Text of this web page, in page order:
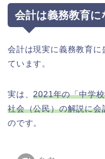
会計は義務教育に
会計は現実に義務教育に
ています。
実は、2021年の「中学
社会（公民）の解説に
のです。